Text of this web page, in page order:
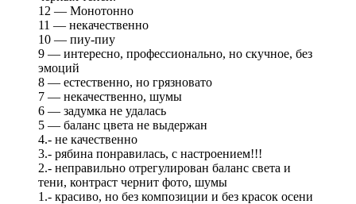
12 — Монотонно
11 — некачественно
10 — пиу-пиу
9 — интересно, профессионально, но скучное, без
эмоций
8 — естественно, но грязновато
7 — некачественно, шумы
6 — задумка не удалась
5 — баланс цвета не выдержан
4.- не качественно
3.- рябина понравилась, с настроением!!!
2.- неправильно отрегулирован баланс света и
тени, контраст чернит фото, шумы
1.- красиво, но без композиции и без красок осени